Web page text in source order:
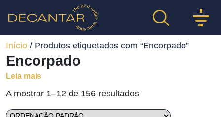
Início / Produtos etiquetados com “Encorpado”
Encorpado
Leia mais
A mostrar 1–12 de 156 resultados